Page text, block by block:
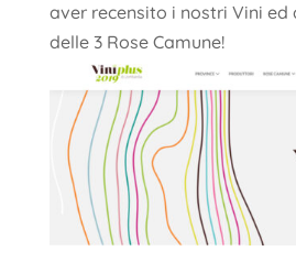
aver recensito i nostri Vini ed
delle 3 Rose Camune!